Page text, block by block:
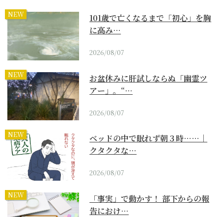
NEW
101歳で亡くなるまで「初心」を胸
に高み…
2026/08/07
NEW
お盆休みに肝試しならぬ「幽霊ツ
アー」。“…
2026/08/07
NEW
ベッドの中で眠れず朝３時……｜
クタクタな…
2026/08/07
NEW
「事実」で動かす！ 部下からの報
告におけ…